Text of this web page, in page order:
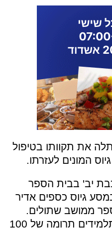
את תקוותו בטיפול
המונים לעזרתו.
יב' בבית הספר
גיוס כספים אדיר
ממושב שתולים.
כחלק מהמאבק השיגו התלמידים תרומה של 100